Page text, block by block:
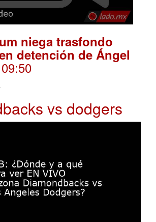
niega trasfondo
detención de Ángel
vs dodgers